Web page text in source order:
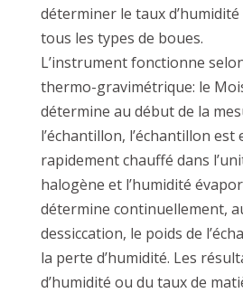
déterminer le taux
tous les types de boues.
L’instrument fonctionne
thermo-gravimétrique: le
détermine au début de la
l’échantillon, l’échantillon est
rapidement chauffé dans
halogène et l’humidité
détermine continuellement,
dessiccation, le poids de
la perte d’humidité. Les
d’humidité ou du taux de